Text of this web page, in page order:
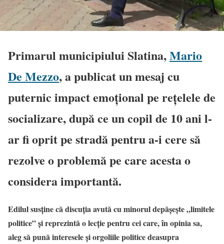
Primarul municipiului Slatina,Mario
De Mezzo, a publicat un mesaj cu
puternic impact emoțional pe rețelele de
socializare, după ce un copil de 10 ani l-
ar fi oprit pe stradă pentru a-i cere să
rezolve o problemă pe care acesta o
considera importantă.
Edilul susține că discuția avută cu minorul depășește „limitele
politice” și reprezintă o lecție pentru cei care, în opinia sa,
aleg să pună interesele și orgoliile politice deasupra